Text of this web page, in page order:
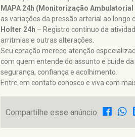
MAPA 24h (Monitorização
as variações da pressão arterial ao longo
Holter 24h – Registro contínuo da
arritmias e outras alterações.
Seu coração merece atenção
com quem entende do assunto e cuide
segurança, confiança e acolhimento.
Entre em contato conosco e viva com
Compartilhe esse anúncio: